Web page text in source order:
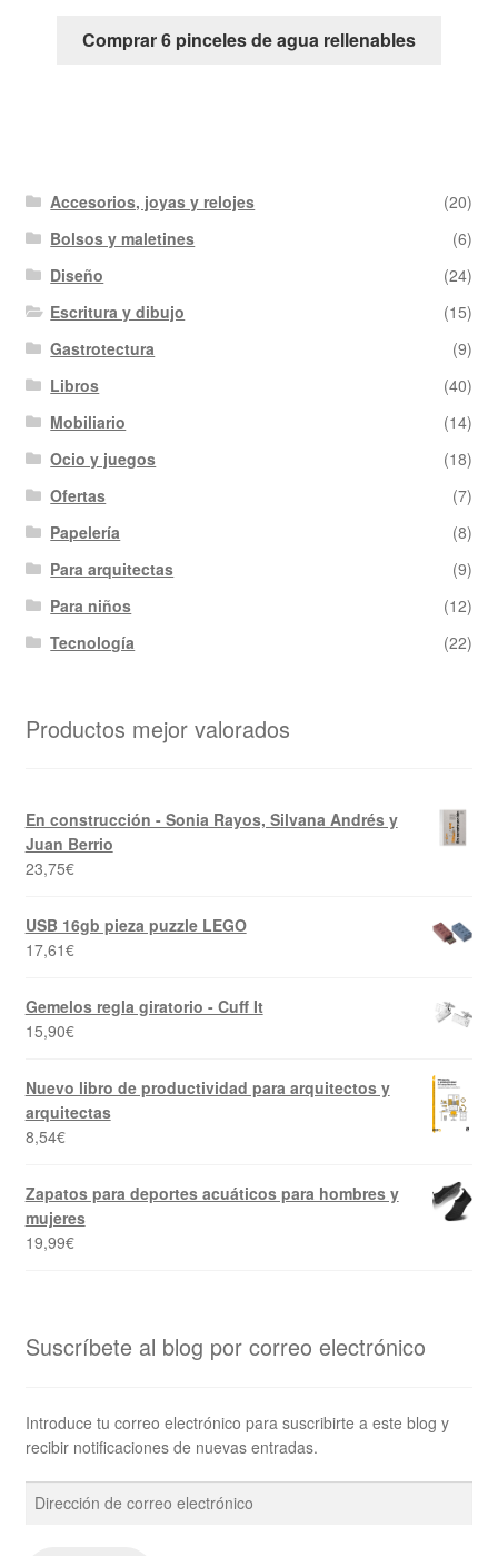
Comprar 6 pinceles de agua rellenables
Accesorios, joyas y relojes
(20)
Bolsos y maletines
(6)
Diseño
(24)
Escritura y dibujo
(15)
Gastrotectura
(9)
Libros
(40)
Mobiliario
(14)
Ocio y juegos
(18)
Ofertas
(7)
Papelería
(8)
Para arquitectas
(9)
Para niños
(12)
Tecnología
(22)
Productos mejor valorados
En construcción - Sonia Rayos, Silvana Andrés y
Juan Berrio
23,75€
USB 16gb pieza puzzle LEGO
17,61€
Gemelos regla giratorio - Cuff It
15,90€
Nuevo libro de productividad para arquitectos y
arquitectas
8,54€
Zapatos para deportes acuáticos para hombres y
mujeres
19,99€
Suscríbete al blog por correo electrónico
Introduce tu correo electrónico para suscribirte a este blog y
recibir notificaciones de nuevas entradas.
Dirección
de